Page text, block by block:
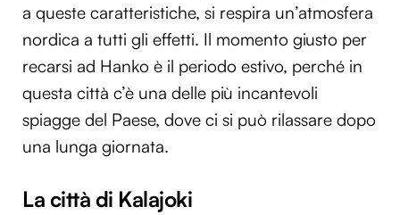
a queste caratteristiche, si respira un’atmosfera
nordica a tutti gli effetti. Il momento giusto per
recarsi ad Hanko è il periodo estivo, perché in
questa città c’è una delle più incantevoli
spiagge del Paese, dove ci si può rilassare dopo
una lunga giornata.
La città di Kalajoki